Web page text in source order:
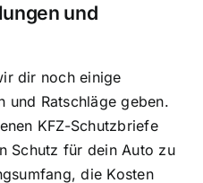
und
dir noch einige
und Ratschläge geben.
KFZ-Schutzbriefe
Schutz für dein Auto zu
die Kosten